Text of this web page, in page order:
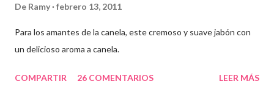
De Ramy febrero 13, 2011
Para los amantes de la canela, este cremoso y suave jabón con
un delicioso aroma a canela.
COMPARTIR 26 COMENTARIOS LEER MÁS